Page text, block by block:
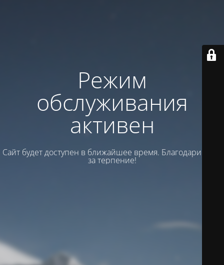
Режим
обслуживания
активен
Сайт будет доступен в ближайшее время. Благодарим вас
за терпение!